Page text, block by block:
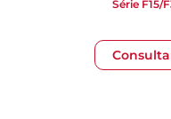
Série F15/